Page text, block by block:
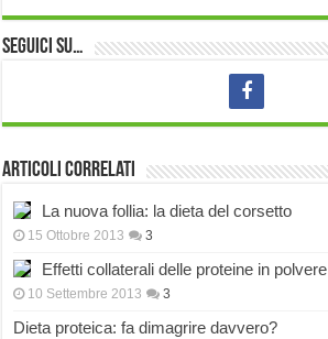
Seguici su…
Articoli correlati
La nuova follia: la dieta del corsetto
15 Ottobre 2013 3
Effetti collaterali delle proteine in polvere
10 Settembre 2013 3
Dieta proteica: fa dimagrire davvero?